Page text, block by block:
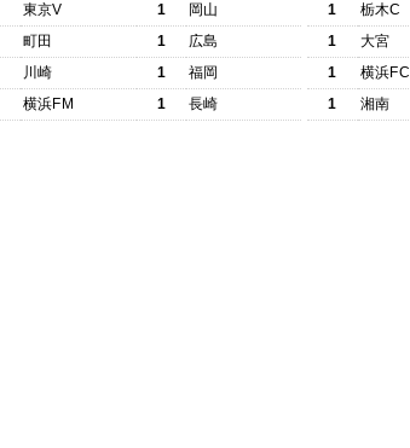
東京V 1
岡山
町田 1
広島
川崎 1
福岡
横浜FM 1 長崎
1
栃木C
1
大宮
1
横浜FC
1
湘南